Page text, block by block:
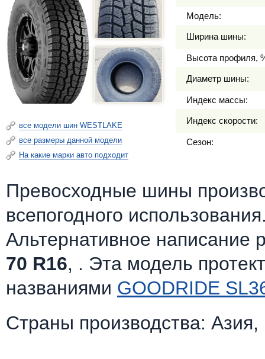
все модели шин WESTLAKE
все размеры данной модели
На какие марки авто подходит
Модель:
Ширина шины:
Высота профиля,
Диаметр шины:
Индекс массы:
Индекс скорости:
Сезон:
Превосходные шины
всепогодного
Альтернативное написание
70 R16, . Эта модель
названиями GOODRIDE
Страны производства: Азия,